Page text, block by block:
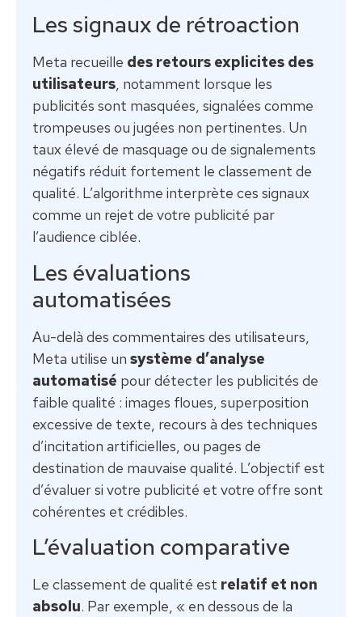
Les signaux de rétroaction
Meta recueille des retours explicites des
utilisateurs, notamment lorsque les
publicités sont masquées, signalées comme
trompeuses ou jugées non pertinentes. Un
taux élevé de masquage ou de signalements
négatifs réduit fortement le classement de
qualité. L’algorithme interprète ces signaux
comme un rejet de votre publicité par
l’audience ciblée.
Les évaluations
automatisées
Au-delà des commentaires des utilisateurs,
Meta utilise un système d’analyse
automatisé pour détecter les publicités de
faible qualité : images floues, superposition
excessive de texte, recours à des techniques
d’incitation artificielles, ou pages de
destination de mauvaise qualité. L’objectif est
d’évaluer si votre publicité et votre offre sont
cohérentes et crédibles.
L’évaluation comparative
Le classement de qualité est relatif et non
absolu. Par exemple, « en dessous de la